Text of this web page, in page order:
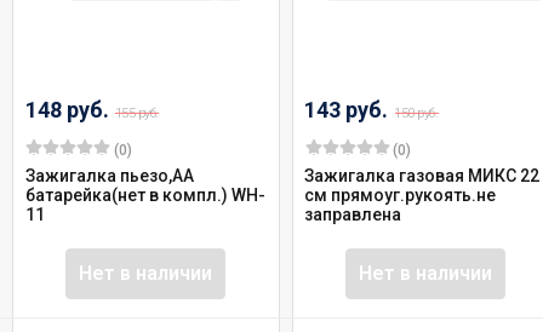
148 руб. 155 руб.
(0)
Зажигалка пьезо,АА
батарейка(нет в компл.) WH-
11
Нет в наличии
143 руб. 150 руб.
(0)
Зажигалка газовая МИКС 22
см прямоуг.рукоять.не
заправлена
Нет в наличии